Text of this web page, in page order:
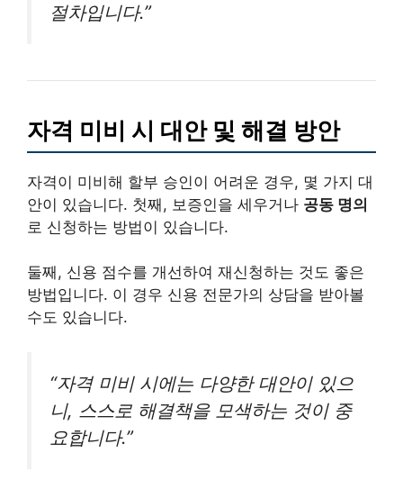
절차입니다.”
자격 미비 시 대안 및 해결 방안
자격이 미비해 할부 승인이 어려운 경우, 몇 가지 대
안이 있습니다. 첫째, 보증인을 세우거나 공동 명의
로 신청하는 방법이 있습니다.
둘째, 신용 점수를 개선하여 재신청하는 것도 좋은
방법입니다. 이 경우 신용 전문가의 상담을 받아볼
수도 있습니다.
“자격 미비 시에는 다양한 대안이 있으
니, 스스로 해결책을 모색하는 것이 중
요합니다.”